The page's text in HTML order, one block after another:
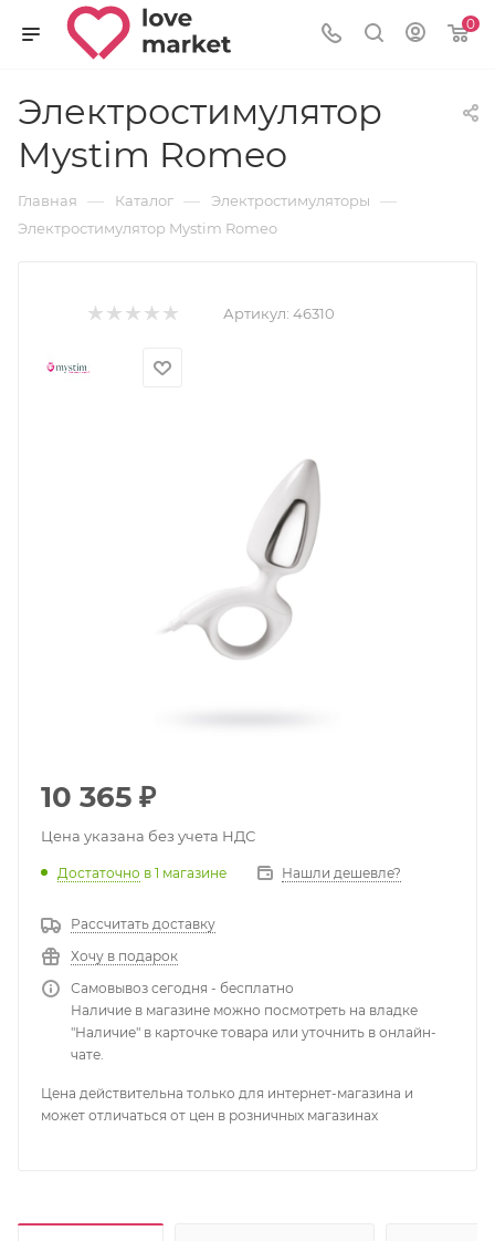
0
Электростимулятор
Mystim Romeo
Главная — Каталог — Электростимуляторы —
Электростимулятор Mystim Romeo
Артикул: 46310
10 365 ₽
Цена указана без учета НДС
Достаточно в 1 магазине Нашли дешевле?
Рассчитать доставку
Хочу в подарок
Самовывоз сегодня - бесплатно
Наличие в магазине можно посмотреть на владке
"Наличие" в карточке товара или уточнить в онлайн-
чате.
Цена действительна только для интернет-магазина и
может отличаться от цен в розничных магазинах